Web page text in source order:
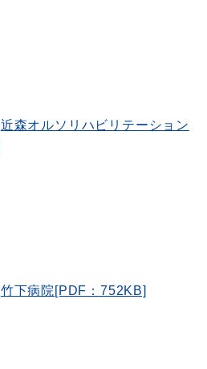
近森オルソリハビリテーション
竹下病院[PDF：752KB]